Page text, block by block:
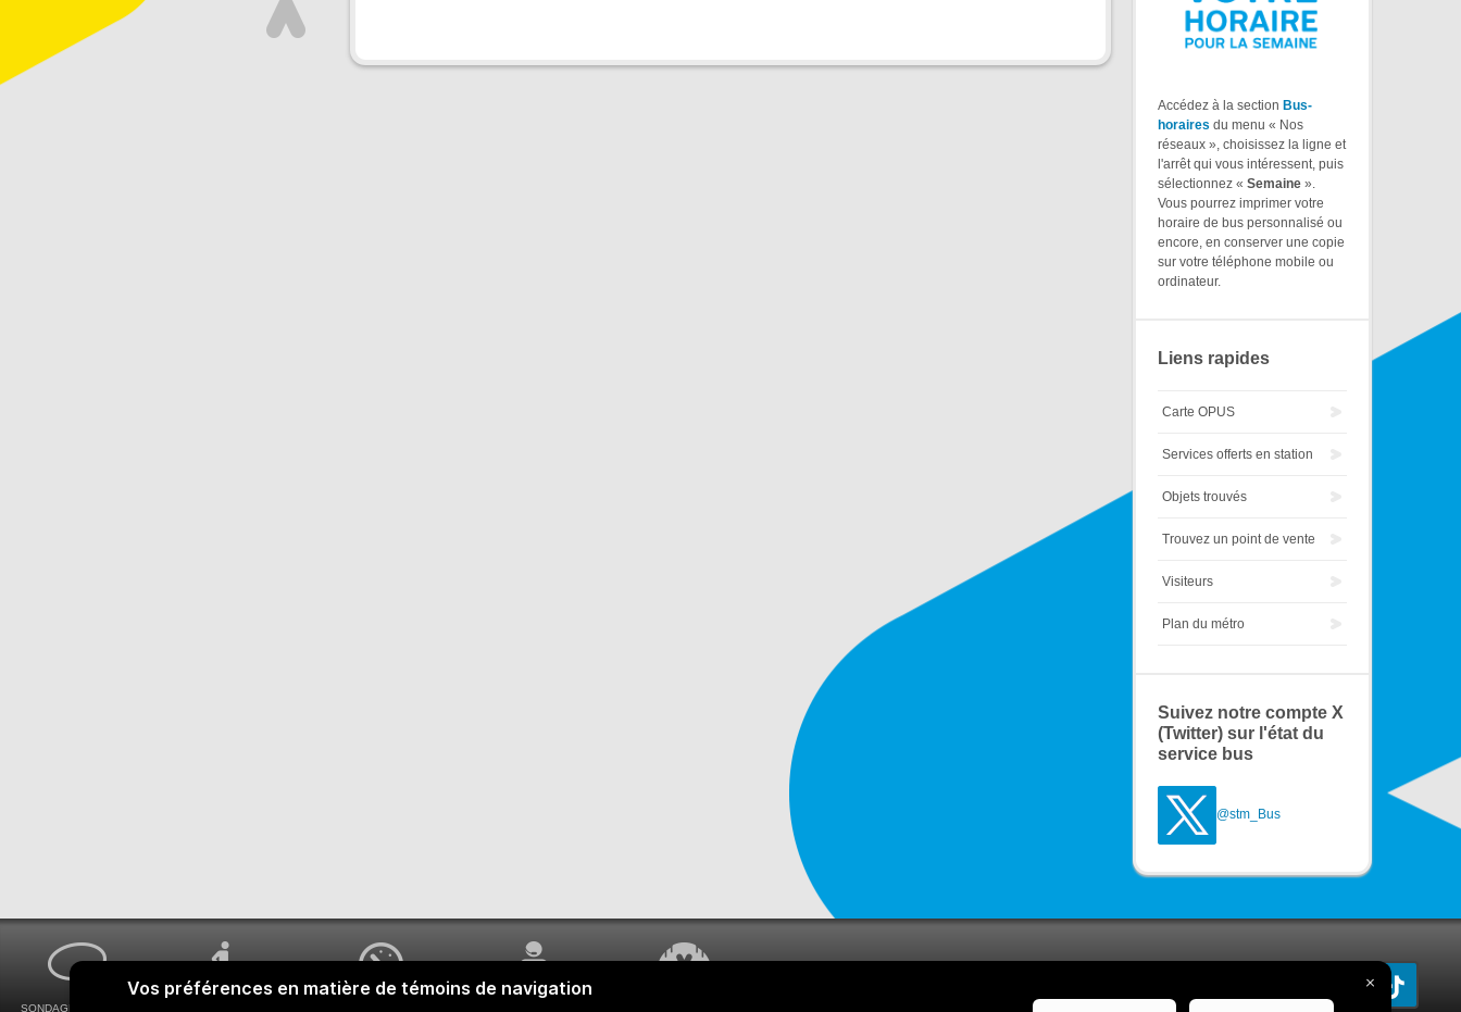
Accédez à la section Bus-
horaires du menu « Nos
réseaux », choisissez la ligne et
l'arrêt qui vous intéressent, puis
sélectionnez « Semaine ».
Vous pourrez imprimer votre
horaire de bus personnalisé ou
encore, en conserver une copie
sur votre téléphone mobile ou
ordinateur.
Liens rapides
Carte OPUS
Services offerts en station
Objets trouvés
Trouvez un point de vente
Visiteurs
Plan du métro
Suivez notre compte X
(Twitter) sur l'état du
service bus
@stm_Bus
SONDAGES MA VOIX